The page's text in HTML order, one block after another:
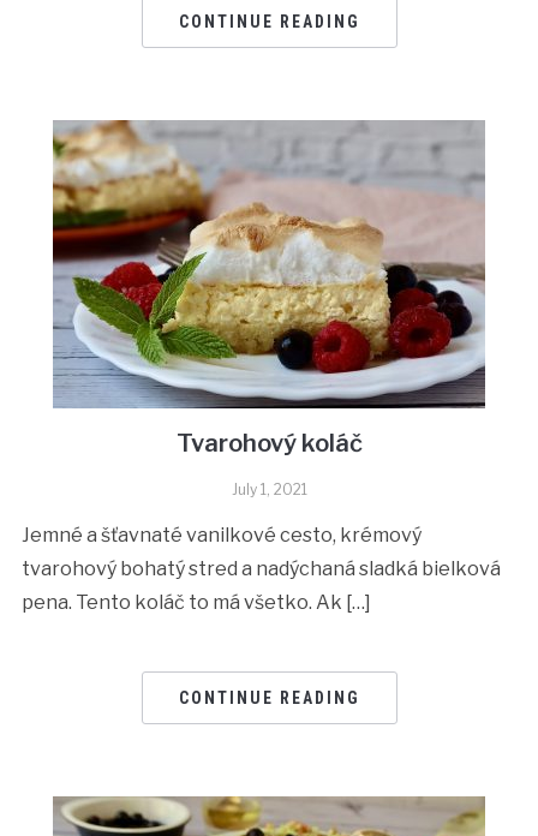
CONTINUE READING
Tvarohový koláč
July 1, 2021
Jemné a šťavnaté vanilkové cesto, krémový
tvarohový bohatý stred a nadýchaná sladká bielková
pena. Tento koláč to má všetko. Ak […]
CONTINUE READING